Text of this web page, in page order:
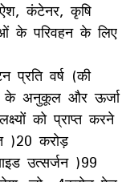
कंटेनर, कृषि
के परिवहन के लिए
प्रति वर्ष )की
के अनुकूल और ऊर्जा
को प्राप्त करने
(20 करोड़
उत्सर्जन (99